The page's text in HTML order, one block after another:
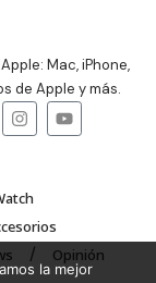
Mac, iPhone,
de Apple y más.
Opinión
la mejor